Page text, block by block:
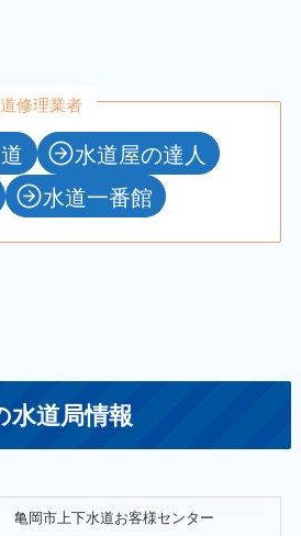
修理業者
水道屋の達人
水道一番館
水道局情報
亀岡市上下水道お客様センター